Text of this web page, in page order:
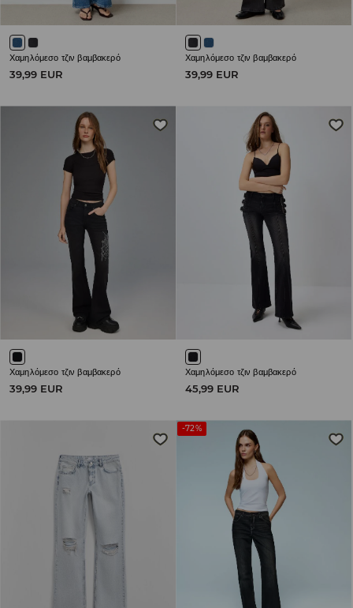
Χαμηλόμεσο τζιν βαμβακερό
39,99 EUR
Χαμηλόμεσο τζιν βαμβακερό
39,99 EUR
Χαμηλόμεσο τζιν βαμβακερό
39,99 EUR
Χαμηλόμεσο τζιν βαμβακερό
45,99 EUR
-72%